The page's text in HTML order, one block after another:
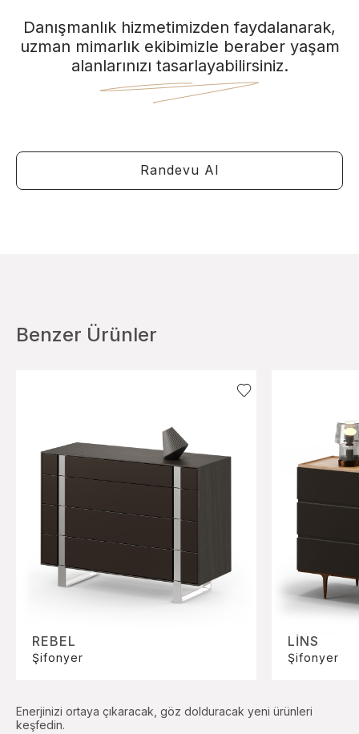
Danışmanlık hizmetimizden faydalanarak,
uzman mimarlık ekibimizle beraber yaşam
alanlarınızı tasarlayabilirsiniz.
Randevu Al
Benzer Ürünler
REBEL
Şifonyer
LİNS
Şifonyer
Enerjinizi ortaya çıkaracak, göz dolduracak yeni ürünleri
keşfedin.